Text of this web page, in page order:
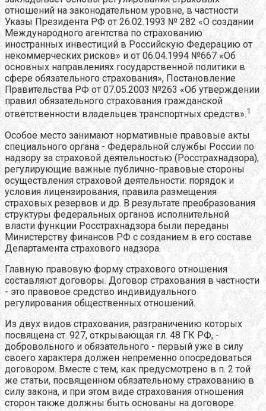
отношений на законодательном уровне, в частности
Указы Президента РФ от 26.02.1993 № 282 «О создании
Международного агентства по страхованию
иностранных инвестиций в Российскую Федерацию от
некоммерческих рисков» и от 06.04.1994 №667 «Об
основных направлениях государственной политики в
сфере обязательного страхования», Постановление
Правительства РФ от 07.05.2003 №263 «Об утверждении
правил обязательного страхования гражданской
ответственности владельцев транспортных средств».1
Особое место занимают нормативные правовые акты
специального органа - Федеральной службы России по
надзору за страховой деятельностью (Росстрахнадзора),
регулирующие важные публично-правовые стороны
осуществления страховой деятельности: порядок и
условия лицензирования, правила размещения
страховых резервов и др. В результате преобразования
структуры федеральных органов исполнительной
власти функции Росстрахнадзора были переданы
Министерству финансов РФ с созданием в его составе
Департамента страхового надзора.
Главную правовую форму страхового отношения
составляют договоры. Договор страхования в частности
- это правовое средство индивидуального
регулирования общественных отношений.
Из двух видов страхования, разграничению которых
посвящена ст. 927, открывающая гл. 48 ГК РФ, -
добровольного и обязательного - первый уже в силу
своего характера должен непременно опосредоваться
договором. Вместе с тем, как предусмотрено в п. 2 той
же статьи, посвященном обязательному страхованию в
силу закона, и при этом виде страхования отношения
сторон также должны быть основаны на договоре.